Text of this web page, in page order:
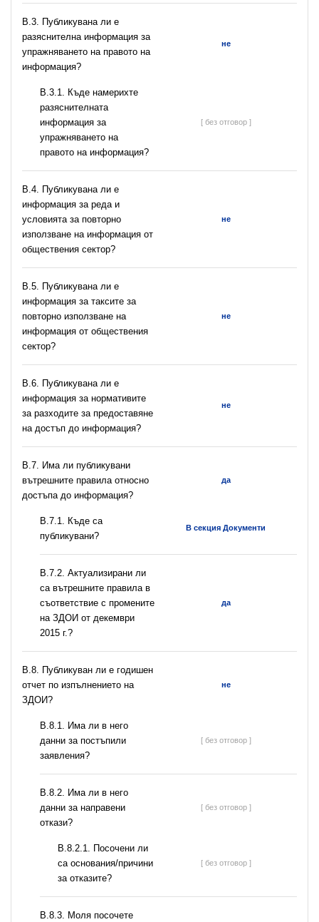
В.3. Публикувана ли е
разяснителна информация за
упражняването на правото на
информация?
не
В.3.1. Къде намерихте
разяснителната
информация за
упражняването на
правото на информация?
[ без отговор ]
В.4. Публикувана ли е
информация за реда и
условията за повторно
използване на информация от
обществения сектор?
не
В.5. Публикувана ли е
информация за таксите за
повторно използване на
информация от обществения
сектор?
не
В.6. Публикувана ли е
информация за нормативите
за разходите за предоставяне
на достъп до информация?
не
В.7. Има ли публикувани
вътрешните правила относно
достъпа до информация?
да
В.7.1. Къде са
публикувани?
В секция Документи
В.7.2. Актуализирани ли
са вътрешните правила в
съответствие с промените
на ЗДОИ от декември
2015 г.?
да
В.8. Публикуван ли е годишен
отчет по изпълнението на
ЗДОИ?
не
В.8.1. Има ли в него
данни за постъпили
заявления?
[ без отговор ]
В.8.2. Има ли в него
данни за направени
откази?
[ без отговор ]
В.8.2.1. Посочени ли
са основания/причини
за отказите?
[ без отговор ]
В.8.3. Моля посочете